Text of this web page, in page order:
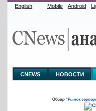
аналитике
English Mobile Android
CNEWS НОВОСТИ
Обзор "Рынок